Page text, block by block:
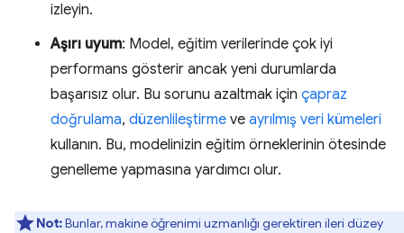
izleyin.
Aşırı uyum: Model, eğitim verilerinde çok iyi
performans gösterir ancak yeni durumlarda
başarısız olur. Bu sorunu azaltmak için çapraz
doğrulama, düzenlileştirme ve ayrılmış veri kümeleri
kullanın. Bu, modelinizin eğitim örneklerinin ötesinde
genelleme yapmasına yardımcı olur.
Not:Bunlar, makine öğrenimi uzmanlığı gerektiren ileri düzey